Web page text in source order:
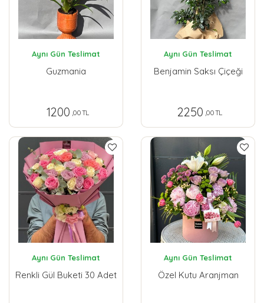
Aynı Gün Teslimat
Guzmania
1200 ,00 TL
Aynı Gün Teslimat
Benjamin Saksı Çiçeği
2250 ,00 TL
Aynı Gün Teslimat
Renkli Gül Buketi 30 Adet
Aynı Gün Teslimat
Özel Kutu Aranjman